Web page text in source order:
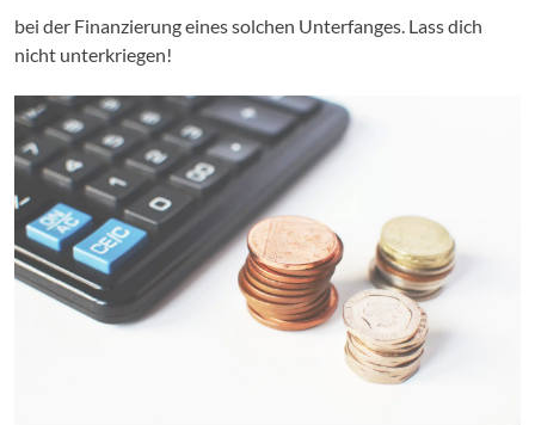
bei der Finanzierung eines solchen Unterfanges. Lass dich
nicht unterkriegen!